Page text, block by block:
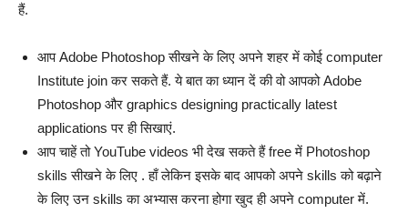
हैं.
आप Adobe Photoshop सीखने के लिए अपने शहर में कोई computer
Institute join कर सकते हैं. ये बात का ध्यान दें की वो आपको Adobe
Photoshop और graphics designing practically latest
applications पर ही सिखाएं.
आप चाहें तो YouTube videos भी देख सकते हैं free में Photoshop
skills सीखने के लिए . हाँ लेकिन इसके बाद आपको अपने skills को बढ़ाने
के लिए उन skills का अभ्यास करना होगा खुद ही अपने computer में.